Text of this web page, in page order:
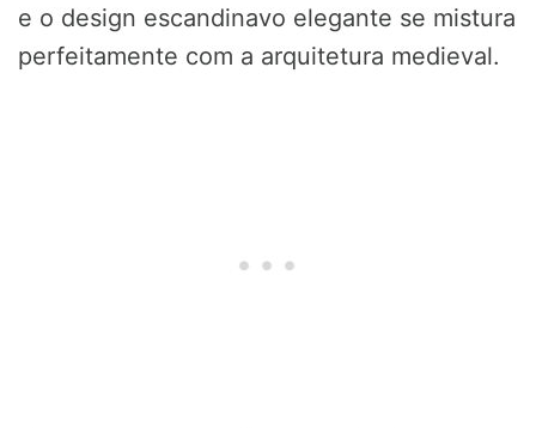
e o design escandinavo elegante se mistura
perfeitamente com a arquitetura medieval.